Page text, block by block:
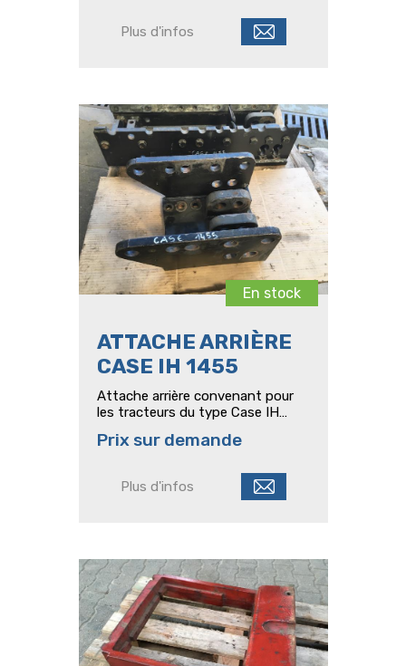
Plus d'infos
En stock
ATTACHE ARRIÈRE
CASE IH 1455
Attache arrière convenant pour
les tracteurs du type Case IH
Prix sur demande
Plus d'infos